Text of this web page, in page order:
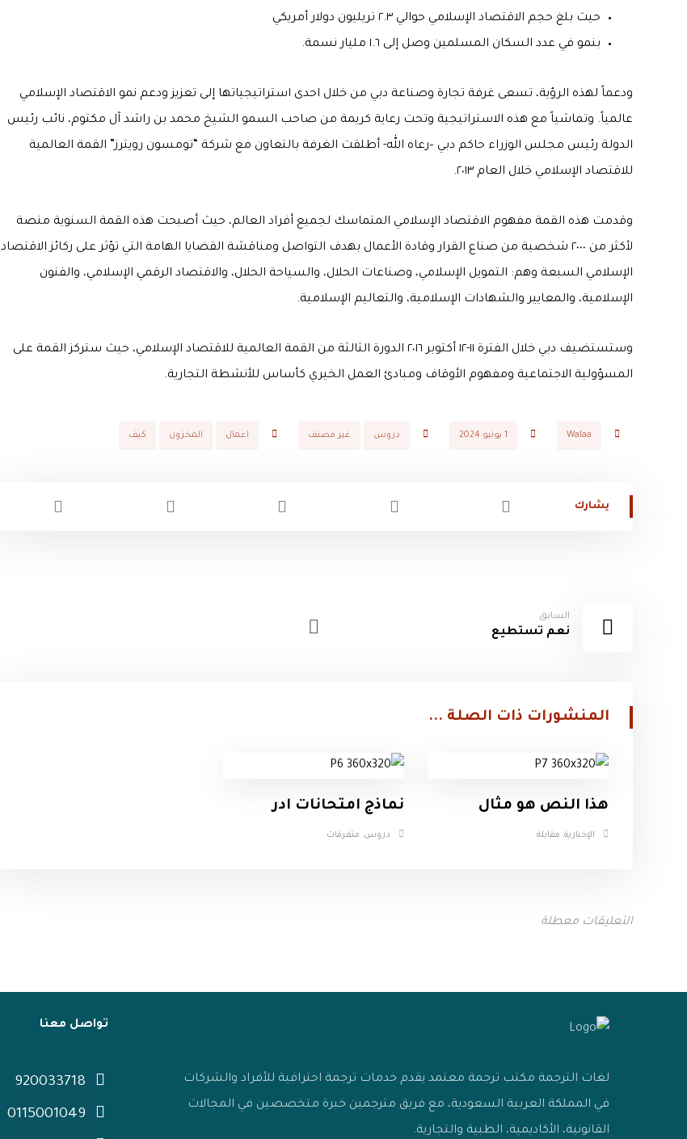
حيث بلغ حجم الاقتصاد الإسلامي حوالي ٢.٣ تريليون دولار أمريكي
بنمو في عدد السكان المسلمين وصل إلى ١.٦ مليار نسمة.
ودعماً لهذه الرؤية، تسعى غرفة تجارة وصناعة دبي من خلال احدى استراتيجياتها إلى تعزيز ودعم نمو الاقتصاد الإسلامي
عالمياً. وتماشياً مع هذه الاستراتيجية وتحت رعاية كريمة من صاحب السمو الشيخ محمد بن راشد آل مكتوم، نائب رئيس
الدولة رئيس مجلس الوزراء حاكم دبي –رعاه الله- أطلقت الغرفة بالتعاون مع شركة “تومسون رويترز” القمة العالمية
للاقتصاد الإسلامي خلال العام ٢٠١٣.
وقدمت هذه القمة مفهوم الاقتصاد الإسلامي المتماسك لجميع أفراد العالم، حيث أصبحت هذه القمة السنوية منصة
لأكثر من ٢٠٠٠ شخصية من صناع القرار وقادة الأعمال بهدف التواصل ومناقشة القضايا الهامة التي تؤثر على ركائز الاقتصاد
الإسلامي السبعة وهم: التمويل الإسلامي، وصناعات الحلال، والسياحة الحلال، والاقتصاد الرقمي الإسلامي، والفنون
الإسلامية، والمعايير والشهادات الإسلامية، والتعاليم الإسلامية.
وستستضيف دبي خلال الفترة ١١-١٢ أكتوبر ٢٠١٦ الدورة الثالثة من القمة العالمية للاقتصاد الإسلامي، حيث ستركز القمة على
المسؤولية الاجتماعية ومفهوم الأوقاف ومبادئ العمل الخيري كأساس للأنشطة التجارية.
Walaa 1 يونيو 2024 دروس غير مصنف اعمال المخزون كيف
السابق
نعم تستطيع
المنشورات ذات الصلة ...
هذا النص هو مثال
الإخبارية, مقابلة
نماذج امتحانات ادر
دروس, متفرقات
التعليقات معطلة
لغات الترجمة مكتب ترجمة معتمد يقدم خدمات ترجمة احترافية للأفراد والشركات
في المملكة العربية السعودية، مع فريق مترجمين خبرة متخصصين في المجالات
القانونية، الأكاديمية، الطبية والتجارية.
تواصل معنا
920033718
0115001049